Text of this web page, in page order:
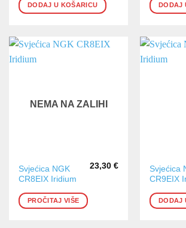
DODAJ U KOŠARICU DODAJ
NEMA NA ZALIHI
Svjećica NGK
CR8EIX Iridium
23,30 €
PROČITAJ VIŠE
Svjećica
CR9EIX
DODAJ